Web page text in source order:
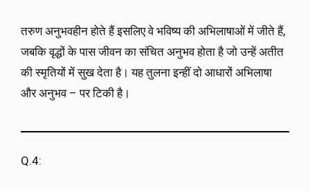
तरुण अनुभवहीन होते हैं इसलिए वे भविष्य की अभिलाषाओं में जीते हैं,
जबकि वृद्धों के पास जीवन का संचित अनुभव होता है जो उन्हें अतीत
की स्मृतियों में सुख देता है। यह तुलना इन्हीं दो आधारों अभिलाषा
और अनुभव – पर टिकी है।
Q.4: